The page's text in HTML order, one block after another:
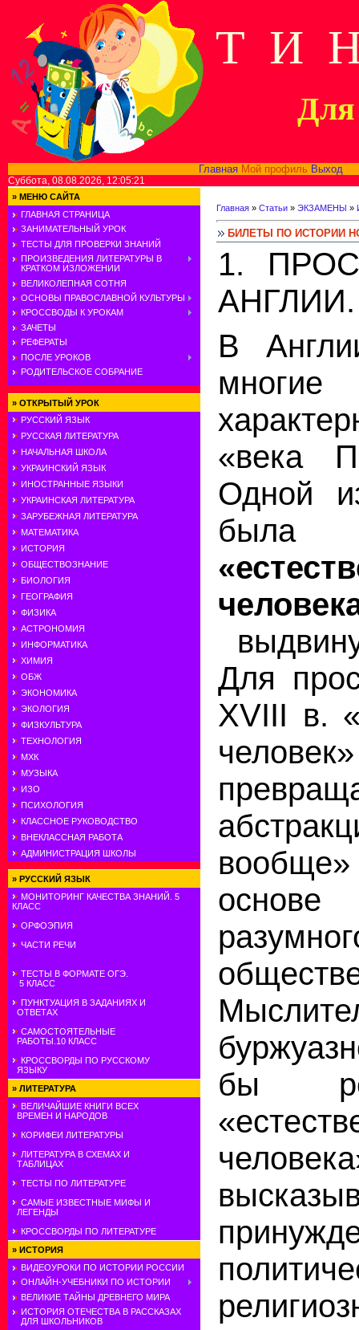
Т И
Для
Главная Мой профиль Выход
Суббота, 08.08.2026, 12:05:21
» МЕНЮ САЙТА
ГЛАВНАЯ СТРАНИЦА
ЗАНИМАТЕЛЬНЫЙ УРОК
ТЕСТЫ ДЛЯ ПРОВЕРКИ ЗНАНИЙ
ПРОИЗВЕДЕНИЯ ЛИТЕРАТУРЫ В
КРАТКОМ ИЗЛОЖЕНИИ
ВЕЛИКОЛЕПНАЯ СОТНЯ
ОСНОВЫ ПРАВОСЛАВНОЙ КУЛЬТУРЫ
КРОССВОДЫ К УРОКАМ
ЗАЧЕТЫ
РЕФЕРАТЫ
ПОСЛЕ УРОКОВ
РОДИТЕЛЬСКОЕ СОБРАНИЕ
» ОТКРЫТЫЙ УРОК
РУССКИЙ ЯЗЫК
РУССКАЯ ЛИТЕРАТУРА
НАЧАЛЬНАЯ ШКОЛА
УКРАИНСКИЙ ЯЗЫК
ИНОСТРАННЫЕ ЯЗЫКИ
УКРАИНСКАЯ ЛИТЕРАТУРА
ЗАРУБЕЖНАЯ ЛИТЕРАТУРА
МАТЕМАТИКА
ИСТОРИЯ
ОБЩЕСТВОЗНАНИЕ
БИОЛОГИЯ
ГЕОГРАФИЯ
ФИЗИКА
АСТРОНОМИЯ
ИНФОРМАТИКА
ХИМИЯ
ОБЖ
ЭКОНОМИКА
ЭКОЛОГИЯ
ФИЗКУЛЬТУРА
ТЕХНОЛОГИЯ
МХК
МУЗЫКА
ИЗО
ПСИХОЛОГИЯ
КЛАССНОЕ РУКОВОДСТВО
ВНЕКЛАССНАЯ РАБОТА
АДМИНИСТРАЦИЯ ШКОЛЫ
» РУССКИЙ ЯЗЫК
МОНИТОРИНГ КАЧЕСТВА ЗНАНИЙ. 5
КЛАСС
ОРФОЭПИЯ
ЧАСТИ РЕЧИ
ТЕСТЫ В ФОРМАТЕ ОГЭ.
5 КЛАСС
ПУНКТУАЦИЯ В ЗАДАНИЯХ И
ОТВЕТАХ
САМОСТОЯТЕЛЬНЫЕ
РАБОТЫ.10 КЛАСС
КРОССВОРДЫ ПО РУССКОМУ
ЯЗЫКУ
» ЛИТЕРАТУРА
ВЕЛИЧАЙШИЕ КНИГИ ВСЕХ
ВРЕМЕН И НАРОДОВ
КОРИФЕИ ЛИТЕРАТУРЫ
ЛИТЕРАТУРА В СХЕМАХ И
ТАБЛИЦАХ
ТЕСТЫ ПО ЛИТЕРАТУРЕ
САМЫЕ ИЗВЕСТНЫЕ МИФЫ И
ЛЕГЕНДЫ
КРОССВОРДЫ ПО ЛИТЕРАТУРЕ
» ИСТОРИЯ
ВИДЕОУРОКИ ПО ИСТОРИИ РОССИИ
ОНЛАЙН-УЧЕБНИКИ ПО ИСТОРИИ
ВЕЛИКИЕ ТАЙНЫ ДРЕВНЕГО МИРА
ИСТОРИЯ ОТЕЧЕСТВА В РАССКАЗАХ
ДЛЯ ШКОЛЬНИКОВ
Главная » Статьи » ЭКЗАМЕНЫ »
БИЛЕТЫ ПО ИСТОРИИ
1.
АНГЛИИ.
В
«века
Одной
Для
XVIII в.
человек»
вообще»
бы